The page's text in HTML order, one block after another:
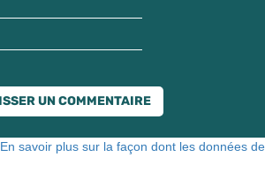
En savoir plus sur la façon dont les données